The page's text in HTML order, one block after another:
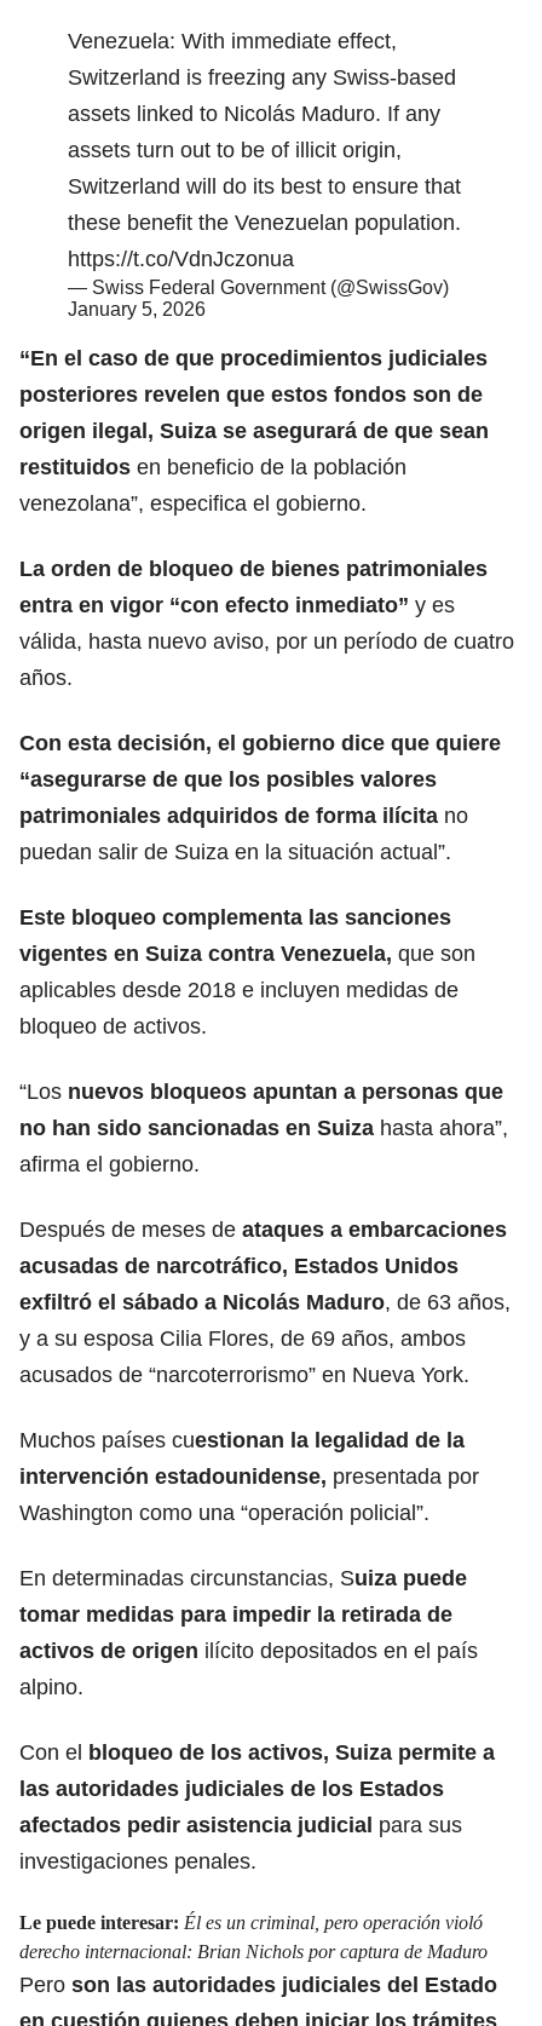
Venezuela: With immediate effect,
Switzerland is freezing any Swiss-based
assets linked to Nicolás Maduro. If any
assets turn out to be of illicit origin,
Switzerland will do its best to ensure that
these benefit the Venezuelan population.
https://t.co/VdnJczonua
— Swiss Federal Government (@SwissGov)
January 5, 2026
“En el caso de que procedimientos judiciales
posteriores revelen que estos fondos son de
origen ilegal, Suiza se asegurará de que sean
restituidos en beneficio de la población
venezolana”, especifica el gobierno.
La orden de bloqueo de bienes patrimoniales
entra en vigor “con efecto inmediato” y es
válida, hasta nuevo aviso, por un período de cuatro
años.
Con esta decisión, el gobierno dice que quiere
“asegurarse de que los posibles valores
patrimoniales adquiridos de forma ilícita no
puedan salir de Suiza en la situación actual”.
Este bloqueo complementa las sanciones
vigentes en Suiza contra Venezuela, que son
aplicables desde 2018 e incluyen medidas de
bloqueo de activos.
“Los nuevos bloqueos apuntan a personas que
no han sido sancionadas en Suiza hasta ahora”,
afirma el gobierno.
Después de meses de ataques a embarcaciones
acusadas de narcotráfico, Estados Unidos
exfiltró el sábado a Nicolás Maduro, de 63 años,
y a su esposa Cilia Flores, de 69 años, ambos
acusados de “narcoterrorismo” en Nueva York.
Muchos países cuestionan la legalidad de la
intervención estadounidense, presentada por
Washington como una “operación policial”.
En determinadas circunstancias, Suiza puede
tomar medidas para impedir la retirada de
activos de origen ilícito depositados en el país
alpino.
Con el bloqueo de los activos, Suiza permite a
las autoridades judiciales de los Estados
afectados pedir asistencia judicial para sus
investigaciones penales.
Le puede interesar: Él es un criminal, pero operación violó
derecho internacional: Brian Nichols por captura de Maduro
Pero son las autoridades judiciales del Estado
en cuestión quienes deben iniciar los trámites